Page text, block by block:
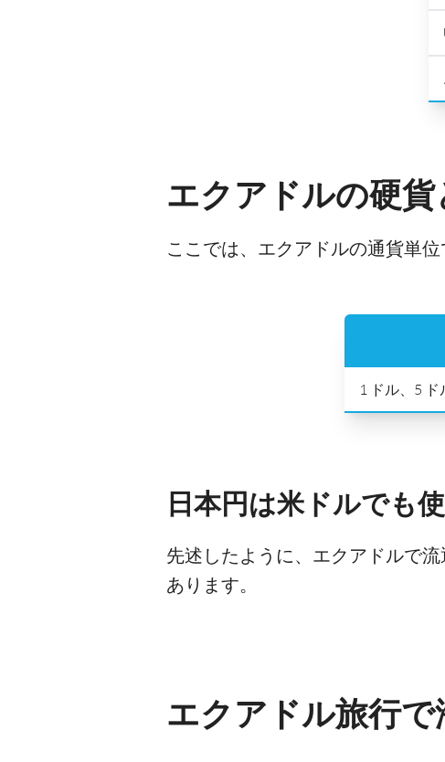
エクアドルの硬貨
ここでは、エクアドルの通貨単
1 ドル、5
日本円は米ドルでも
先述したように、エクアドルで
あります。
エクアドル旅行